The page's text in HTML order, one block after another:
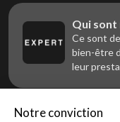
Qui sont
Ce sont
bien-être
leur
Notre conviction